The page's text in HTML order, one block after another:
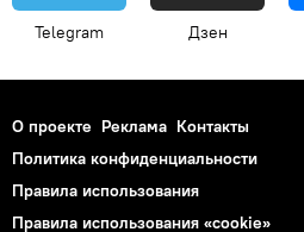
Telegram Дзен
О проекте Реклама Контакты
Политика конфиденциальности
Правила использования
Правила использования «cookie»